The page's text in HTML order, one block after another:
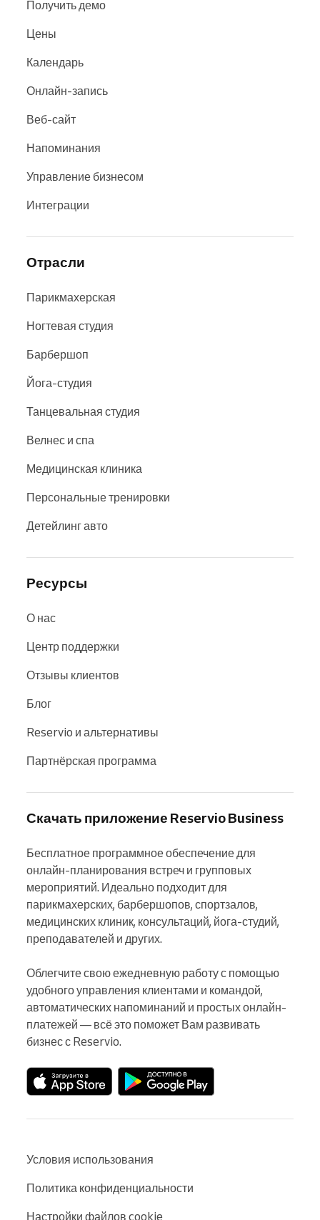
Получить демо
Цены
Календарь
Онлайн-запись
Веб-сайт
Напоминания
Управление бизнесом
Интеграции
Отрасли
Парикмахерская
Ногтевая студия
Барбершоп
Йога-студия
Танцевальная студия
Велнес и спа
Медицинская клиника
Персональные тренировки
Детейлинг авто
Ресурсы
О нас
Центр поддержки
Отзывы клиентов
Блог
Reservio и альтернативы
Партнёрская программа
Скачать приложение Reservio Business
Бесплатное программное обеспечение для
онлайн-планирования встреч и групповых
мероприятий. Идеально подходит для
парикмахерских, барбершопов, спортзалов,
медицинских клиник, консультаций, йога-студий,
преподавателей и других.
Облегчите свою ежедневную работу с помощью
удобного управления клиентами и командой,
автоматических напоминаний и простых онлайн-
платежей — всё это поможет Вам развивать
бизнес с Reservio.
Условия использования
Политика конфиденциальности
Настройки файлов cookie